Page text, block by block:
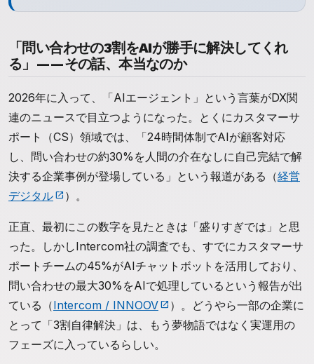
「問い合わせの3割をAIが勝手に解決してくれ
る」——その話、本当なのか
2026年に入って、「AIエージェント」という言葉がDX関
連のニュースで目立つようになった。とくにカスタマーサ
ポート（CS）領域では、「24時間体制でAIが顧客対応
し、問い合わせの約30%を人間の介在なしに自己完結で解
決する企業事例が登場している」という報道がある（経営
デジタル
）。
正直、最初にこの数字を見たときは「盛りすぎでは」と思
った。しかしIntercom社の調査でも、すでにカスタマーサ
ポートチームの45%がAIチャットボットを活用しており、
問い合わせの最大30%をAIで処理しているという報告が出
ている（Intercom / INNOOV
）。どうやら一部の企業に
とって「3割自律解決」は、もう夢物語ではなく実運用の
フェーズに入っているらしい。